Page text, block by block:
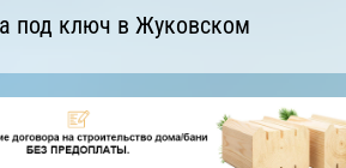
под ключ в Жуковском